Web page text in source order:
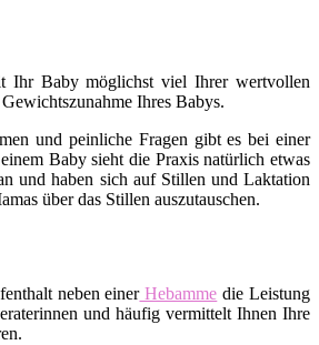
Ihr Baby möglichst viel Ihrer wertvollen
Ihres Babys.
und peinliche Fragen gibt es bei einer
Baby sieht die Praxis natürlich etwas
und haben sich auf Stillen und Laktation
über das Stillen auszutauschen.
neben einerHebamme die Leistung
und häufig vermittelt Ihnen Ihre